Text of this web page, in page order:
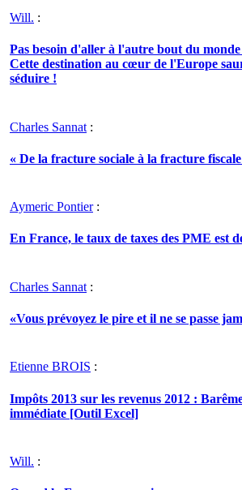
Will. :
Pas besoin d'aller à l'autre bout du
Cette destination au cœur de l'Europe
séduire !
Charles Sannat :
« De la fracture sociale à la fracture
Aymeric Pontier:
En France, le taux de taxes des PME est
Charles Sannat :
«Vous prévoyez le pire et il ne se passe
Etienne BROIS :
Impôts 2013 sur les revenus 2012 :
immédiate [Outil Excel]
Will. :